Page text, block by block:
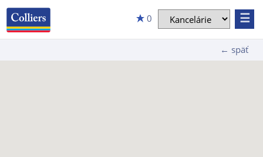
0 ☰
← späť